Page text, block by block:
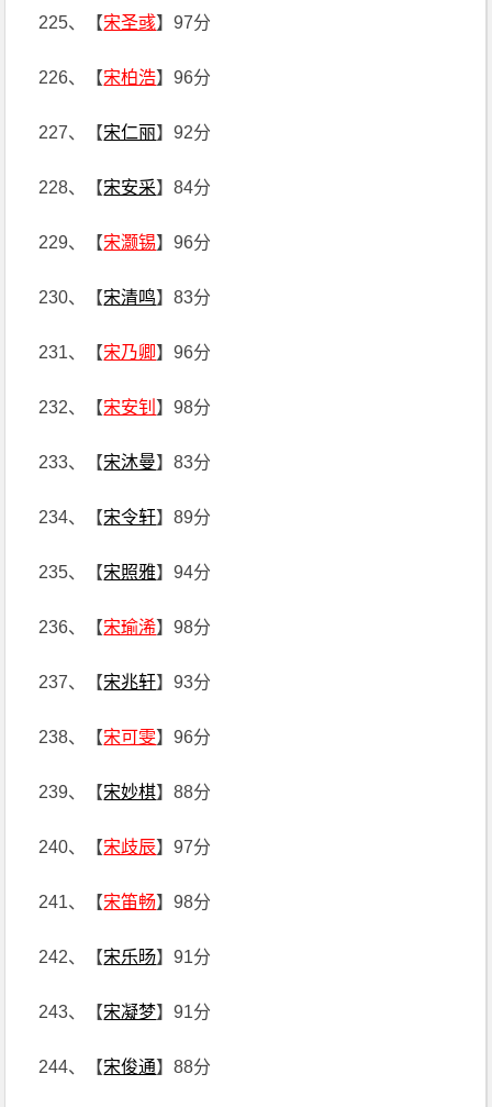
225、【宋圣彧】97分
226、【宋柏浩】96分
227、【宋仁丽】92分
228、【宋安采】84分
229、【宋灏锡】96分
230、【宋清鸣】83分
231、【宋乃卿】96分
232、【宋安钊 】98分
233、【宋沐曼】83分
234、【宋令轩】89分
235、【宋照雅】94分
236、【宋瑜浠】98分
237、【宋兆轩】93分
238、【宋可雯】96分
239、【宋妙棋】88分
240、【宋歧辰】97分
241、【宋笛畅】98分
242、【宋乐旸】91分
243、【宋凝梦】91分
244、【宋俊通】88分